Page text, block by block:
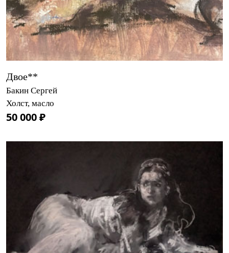
Двое**
Бакин Сергей
Холст, масло
50 000 ₽